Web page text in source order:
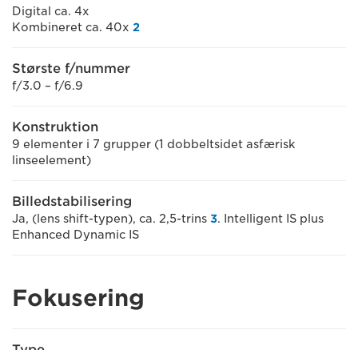
Digital ca. 4x
Kombineret ca. 40x 2
Største f/nummer
f/3.0 – f/6.9
Konstruktion
9 elementer i 7 grupper (1 dobbeltsidet asfærisk
linseelement)
Billedstabilisering
Ja, (lens shift-typen), ca. 2,5-trins 3. Intelligent IS plus
Enhanced Dynamic IS
Fokusering